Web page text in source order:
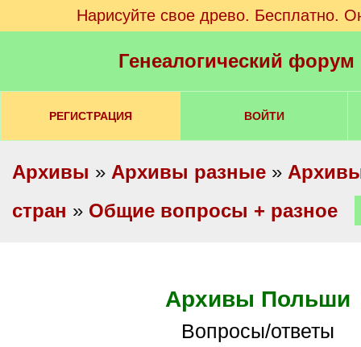
Нарисуйте свое древо. Бесплатно.
Генеалогический
РЕГИСТРАЦИЯ ВОЙТИ
Архивы » Архивы разные »
стран » Общие вопросы + разное
Архивы Польши
Вопросы/ответы